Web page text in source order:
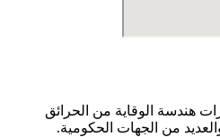
الوقاية من الحرائق
من الجهات الحكومية.